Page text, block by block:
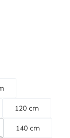
120 cm
Option ist zurzeit
140 cm